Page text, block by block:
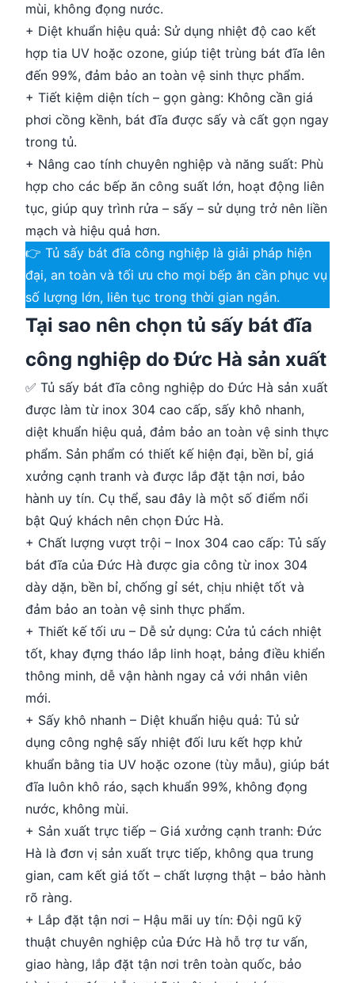
mùi, không đọng nước.
+ Diệt khuẩn hiệu quả: Sử dụng nhiệt độ cao kết
hợp tia UV hoặc ozone, giúp tiệt trùng bát đĩa lên
đến 99%, đảm bảo an toàn vệ sinh thực phẩm.
+ Tiết kiệm diện tích – gọn gàng: Không cần giá
phơi cồng kềnh, bát đĩa được sấy và cất gọn ngay
trong tủ.
+ Nâng cao tính chuyên nghiệp và năng suất: Phù
hợp cho các bếp ăn công suất lớn, hoạt động liên
tục, giúp quy trình rửa – sấy – sử dụng trở nên liền
mạch và hiệu quả hơn.
👉 Tủ sấy bát đĩa công nghiệp là giải pháp hiện
đại, an toàn và tối ưu cho mọi bếp ăn cần phục vụ
số lượng lớn, liên tục trong thời gian ngắn.
Tại sao nên chọn tủ sấy bát đĩa
công nghiệp do Đức Hà sản xuất
✅ Tủ sấy bát đĩa công nghiệp do Đức Hà sản xuất
được làm từ inox 304 cao cấp, sấy khô nhanh,
diệt khuẩn hiệu quả, đảm bảo an toàn vệ sinh thực
phẩm. Sản phẩm có thiết kế hiện đại, bền bỉ, giá
xưởng cạnh tranh và được lắp đặt tận nơi, bảo
hành uy tín. Cụ thể, sau đây là một số điểm nổi
bật Quý khách nên chọn Đức Hà.
+ Chất lượng vượt trội – Inox 304 cao cấp: Tủ sấy
bát đĩa của Đức Hà được gia công từ inox 304
dày dặn, bền bỉ, chống gỉ sét, chịu nhiệt tốt và
đảm bảo an toàn vệ sinh thực phẩm.
+ Thiết kế tối ưu – Dễ sử dụng: Cửa tủ cách nhiệt
tốt, khay đựng tháo lắp linh hoạt, bảng điều khiển
thông minh, dễ vận hành ngay cả với nhân viên
mới.
+ Sấy khô nhanh – Diệt khuẩn hiệu quả: Tủ sử
dụng công nghệ sấy nhiệt đối lưu kết hợp khử
khuẩn bằng tia UV hoặc ozone (tùy mẫu), giúp bát
đĩa luôn khô ráo, sạch khuẩn 99%, không đọng
nước, không mùi.
+ Sản xuất trực tiếp – Giá xưởng cạnh tranh: Đức
Hà là đơn vị sản xuất trực tiếp, không qua trung
gian, cam kết giá tốt – chất lượng thật – bảo hành
rõ ràng.
+ Lắp đặt tận nơi – Hậu mãi uy tín: Đội ngũ kỹ
thuật chuyên nghiệp của Đức Hà hỗ trợ tư vấn,
giao hàng, lắp đặt tận nơi trên toàn quốc, bảo